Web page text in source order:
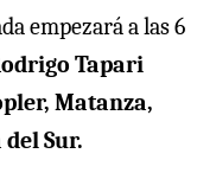
empezará a las 6
odrigo Tapari
Matanza,
Sur.